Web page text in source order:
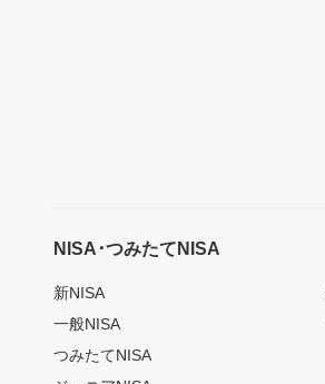
NISA･つみたてNISA
新NISA
一般NISA
つみたてNISA